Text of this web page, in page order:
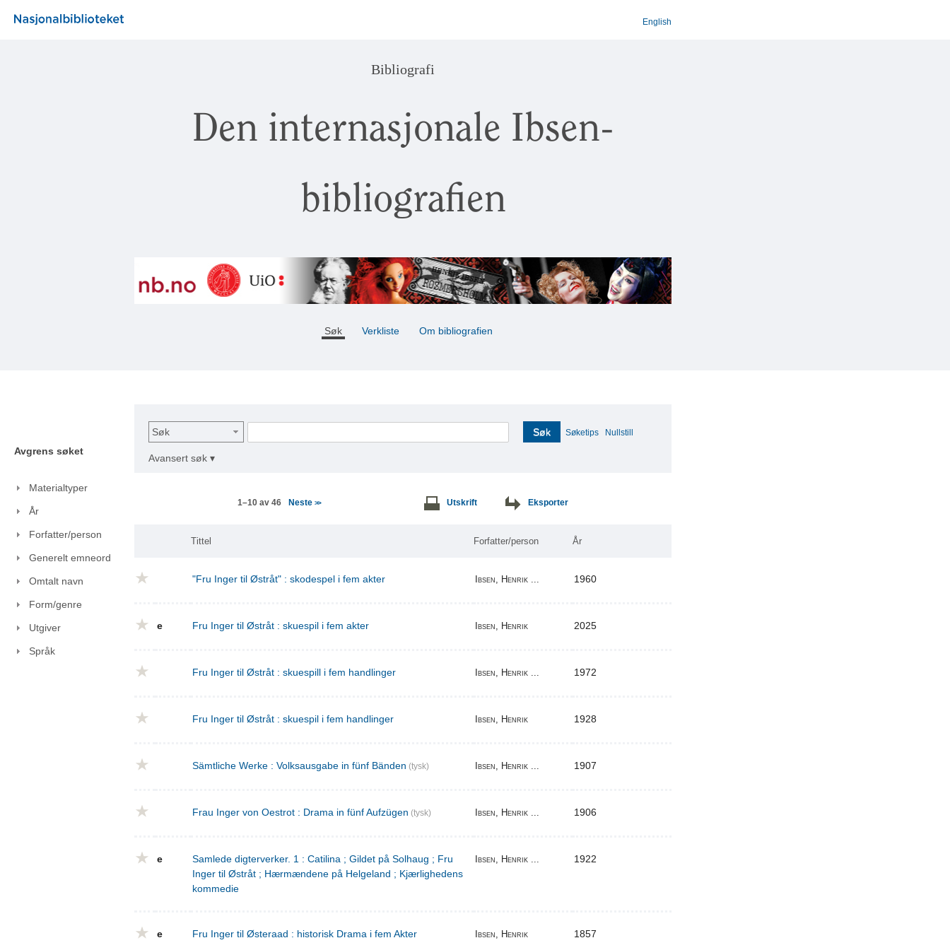
English
Bibliografi
Den internasjonale Ibsen-
bibliografien
Søk Verkliste Om bibliografien
Avgrens søket
Materialtyper
År
Forfatter/person
Generelt emneord
Omtalt navn
Form/genre
Utgiver
Språk
Søk Søk Søketips Nullstill
Avansert søk ▾
1–10 av 46 Neste>> Utskrift Eksporter
Tittel Forfatter/person År
"Fru Inger til Østråt" : skodespel i fem akter Ibsen, Henrik ... 1960
e Fru Inger til Østråt : skuespil i fem akter Ibsen, Henrik 2025
Fru Inger til Østråt : skuespill i fem handlinger Ibsen, Henrik ... 1972
Fru Inger til Østråt : skuespil i fem handlinger Ibsen, Henrik 1928
Sämtliche Werke : Volksausgabe in fünf Bänden (tysk) Ibsen, Henrik ... 1907
Frau Inger von Oestrot : Drama in fünf Aufzügen (tysk) Ibsen, Henrik ... 1906
e
Samlede digterverker. 1 : Catilina ; Gildet på Solhaug ; Fru
Inger til Østråt ; Hærmændene på Helgeland ; Kjærlighedens
kommedie
Ibsen, Henrik ... 1922
e Fru Inger til Østeraad : historisk Drama i fem Akter Ibsen, Henrik 1857